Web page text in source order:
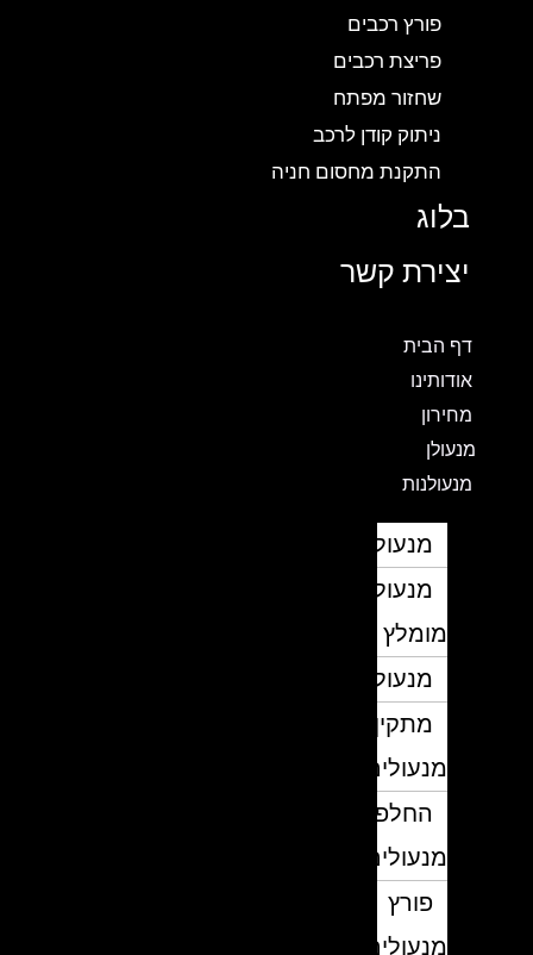
פורץ רכבים
פריצת רכבים
שחזור מפתח
ניתוק קודן לרכב
התקנת מחסום חניה
בלוג
יצירת קשר
דף הבית
אודותינו
מחירון
מנעולן
מנעולנות
מנעולן
מנעולן
מומלץ
מנעולנים
מתקין
מנעולים
החלפת
מנעולים
פורץ
מנעולים